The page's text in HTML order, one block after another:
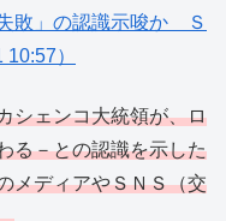
敗」の認識示唆か Ｓ
）
シェンコ大統領が、ロ
る－との認識を示した
メディアやＳＮＳ（交